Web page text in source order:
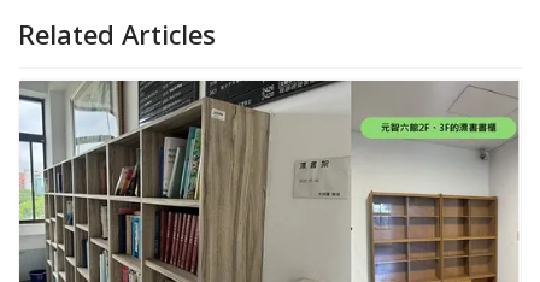
Related Articles